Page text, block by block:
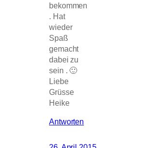
bekommen
. Hat
wieder
Spaß
gemacht
dabei zu
sein . 🙂
Liebe
Grüsse
Heike
Antworten